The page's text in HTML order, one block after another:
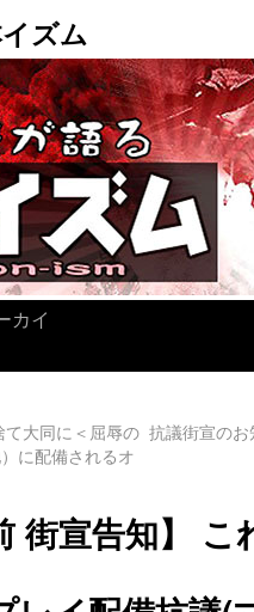
ズム
カイ
て大同に＜屈辱の
に配備されるオ
抗議街宣の
街宣告知】